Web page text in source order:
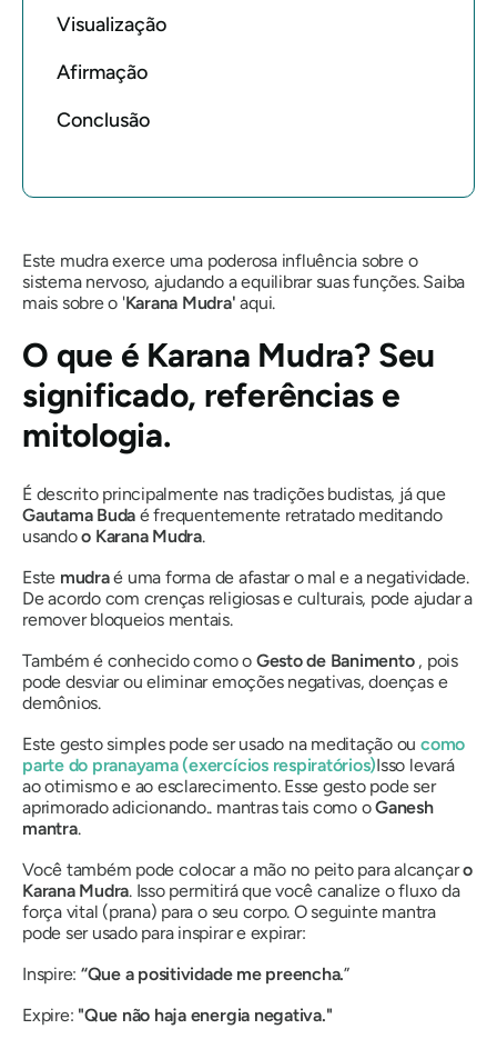
Visualização
Afirmação
Conclusão
Este mudraexerce uma poderosa influência sobre o
sistema nervoso, ajudando a equilibrar suas funções. Saiba
mais sobre o 'Karana Mudra' aqui.
O que é Karana Mudra? Seu
significado, referências e
mitologia.
É descrito principalmente nas tradições budistas, já que
Gautama Buda é frequentemente retratado meditando
usandoo Karana Mudra.
Este mudraé uma forma de afastar o mal e a negatividade.
De acordo com crenças religiosas e culturais, pode ajudar a
remover bloqueios mentais.
Também é conhecido como o Gestode Banimento, pois
pode desviar ou eliminar emoções negativas, doenças e
demônios.
Este gesto simples pode ser usado na meditação ou como
parte do pranayama(exercícios respiratórios)Isso levará
ao otimismo e ao esclarecimento. Esse gesto pode ser
aprimorado adicionando.. mantrastais como oGanesh
mantra.
Você também pode colocar a mão no peito para alcançaro
Karana Mudra. Isso permitirá que você canalize o fluxo da
força vital (prana) para o seu corpo. O seguinte mantra
pode ser usado para inspirar e expirar:
Inspire: “Que a positividade me preencha.”
Expire: "Que não haja energia negativa."